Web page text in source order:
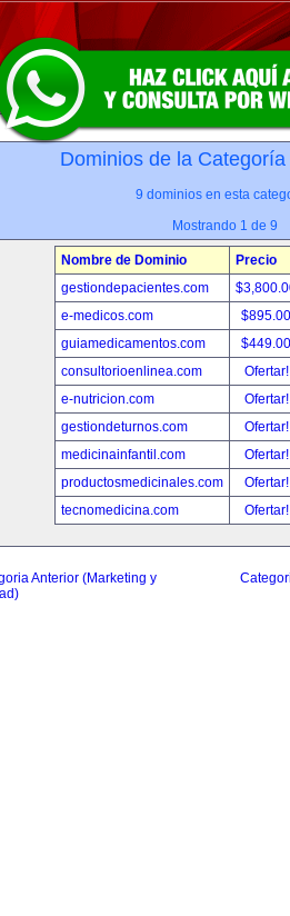
Dominios de la
9 dominios en esta
Mostrando 1 de 9
Nombre de Dominio
Precio
gestiondepacientes.com
e-medicos.com
guiamedicamentos.com
consultorioenlinea.com
e-nutricion.com
gestiondeturnos.com
medicinainfantil.com
productosmedicinales.com
tecnomedicina.com
Anterior (Marketing y